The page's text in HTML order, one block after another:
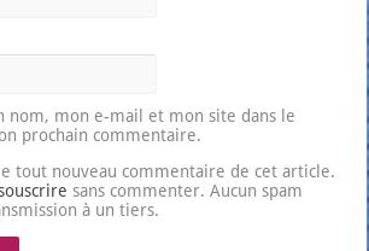
nom, mon e-mail et mon site dans le
prochain commentaire.
tout nouveau commentaire de cet article.
sans commenter. Aucun spam
à un tiers.